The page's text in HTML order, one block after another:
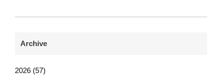
Archive
2026 (57)